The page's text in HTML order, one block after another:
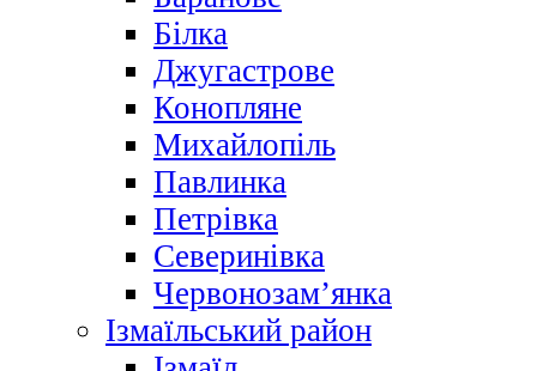
Білка
Джугастрове
Конопляне
Михайлопіль
Павлинка
Петрівка
Северинівка
Червонозам’янка
Ізмаїльський район